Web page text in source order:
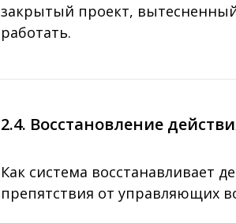
закрытый проект,
работать.
2.4. Восстановление
Как система восстанавливает
препятствия от управляющих